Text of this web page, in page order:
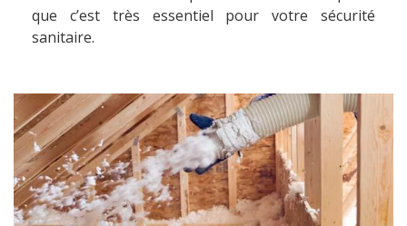
que c’est très essentiel pour votre sécurité
sanitaire.